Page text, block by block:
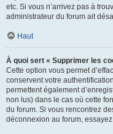
etc. Si vous n’arrivez pas à
administrateur du forum ait
Haut
À quoi sert « Supprimer les
Cette option vous permet
conservent votre
permettent également
non lus) dans le cas où cette
du forum. Si vous rencontrez
déconnexion au forum,